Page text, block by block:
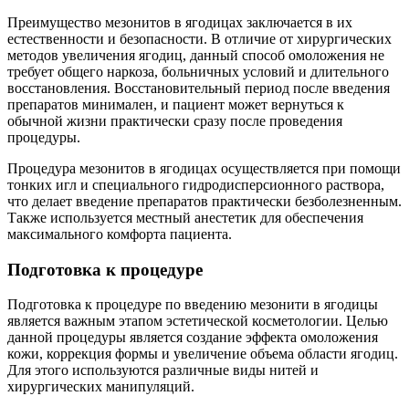
Преимущество мезонитов в ягодицах заключается в их
естественности и безопасности. В отличие от хирургических
методов увеличения ягодиц, данный способ омоложения не
требует общего наркоза, больничных условий и длительного
восстановления. Восстановительный период после введения
препаратов минимален, и пациент может вернуться к
обычной жизни практически сразу после проведения
процедуры.
Процедура мезонитов в ягодицах осуществляется при помощи
тонких игл и специального гидродисперсионного раствора,
что делает введение препаратов практически безболезненным.
Также используется местный анестетик для обеспечения
максимального комфорта пациента.
Подготовка к процедуре
Подготовка к процедуре по введению мезонити в ягодицы
является важным этапом эстетической косметологии. Целью
данной процедуры является создание эффекта омоложения
кожи, коррекция формы и увеличение объема области ягодиц.
Для этого используются различные виды нитей и
хирургических манипуляций.